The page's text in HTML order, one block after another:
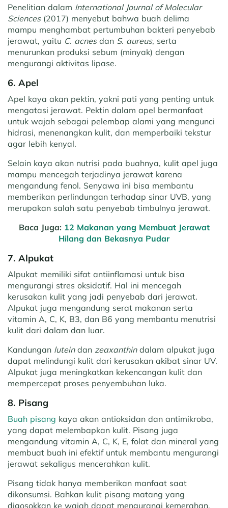
Penelitian dalam International Journal of Molecular
Sciences (2017) menyebut bahwa buah delima
mampu menghambat pertumbuhan bakteri penyebab
jerawat, yaitu C. acnesdan S. aureus, serta
menurunkan produksi sebum (minyak) dengan
mengurangi aktivitas lipase.
6. Apel
Apel kaya akan pektin, yakni pati yang penting untuk
mengatasi jerawat. Pektin dalam apel bermanfaat
untuk wajah sebagai pelembap alami yang mengunci
hidrasi, menenangkan kulit, dan memperbaiki tekstur
agar lebih kenyal.
Selain kaya akan nutrisi pada buahnya, kulit apel juga
mampu mencegah terjadinya jerawat karena
mengandung fenol. Senyawa ini bisa membantu
memberikan perlindungan terhadap sinar UVB, yang
merupakan salah satu penyebab timbulnya jerawat.
Baca Juga: 12 Makanan yang Membuat Jerawat
Hilang dan Bekasnya Pudar
7. Alpukat
Alpukat memiliki sifat antiinflamasi untuk bisa
mengurangi stres oksidatif. Hal ini mencegah
kerusakan kulit yang jadi penyebab dari jerawat.
Alpukat juga mengandung serat makanan serta
vitamin A, C, K, B3, dan B6 yang membantu menutrisi
kulit dari dalam dan luar.
Kandungan luteindan zeaxanthindalam alpukat juga
dapat melindungi kulit dari kerusakan akibat sinar UV.
Alpukat juga meningkatkan kekencangan kulit dan
mempercepat proses penyembuhan luka.
8. Pisang
Buah pisang kaya akan antioksidan dan antimikroba,
yang dapat melembapkan kulit. Pisang juga
mengandung vitamin A, C, K, E, folat dan mineral yang
membuat buah ini efektif untuk membantu mengurangi
jerawat sekaligus mencerahkan kulit.
Pisang tidak hanya memberikan manfaat saat
dikonsumsi. Bahkan kulit pisang matang yang
digosokkan ke wajah dapat mengurangi kemerahan,